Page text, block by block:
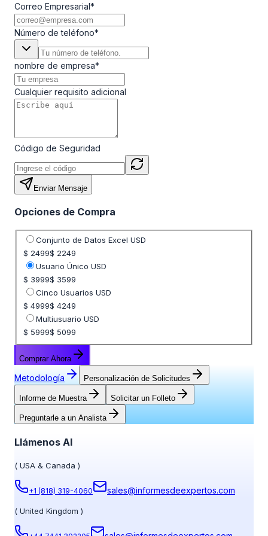
Correo Empresarial*
Número de teléfono*
nombre de empresa*
Cualquier requisito adicional
Código de Seguridad
Enviar Mensaje
Opciones de Compra
Seleccione opción de precio
Conjunto de Datos Excel USD
$ 2499$ 2249
Usuario Único USD
$ 3999$ 3599
Cinco Usuarios USD
$ 4999$ 4249
Multiusuario USD
$ 5999$ 5099
Comprar Ahora
Metodología Personalización de Solicitudes
Informe de Muestra Solicitar un Folleto
Preguntarle a un Analista
Llámenos Al
( USA & Canada )
+1 (818) 319-4060 sales@informesdeexpertos.com
( United Kingdom )